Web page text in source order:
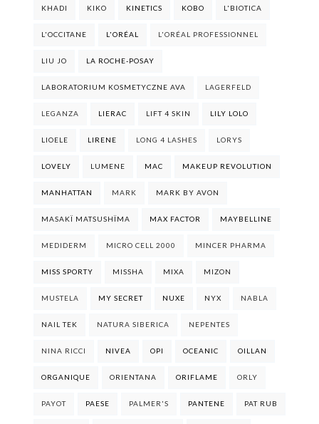
KHADI KIKO KINETICS KOBO L'BIOTICA
L'OCCITANE L'ORÉAL L'ORÉAL PROFESSIONNEL
LIU JO LA ROCHE-POSAY
LABORATORIUM KOSMETYCZNE AVA LAGERFELD
LEGANZA LIERAC LIFT 4 SKIN LILY LOLO
LIOELE LIRENE LONG 4 LASHES LORYS
LOVELY LUMENE MAC MAKEUP REVOLUTION
MANHATTAN MARK MARK BY AVON
MASAKÏ MATSUSHÏMA MAX FACTOR MAYBELLINE
MEDIDERM MICRO CELL 2000 MINCER PHARMA
MISS SPORTY MISSHA MIXA MIZON
MUSTELA MY SECRET NUXE NYX NABLA
NAIL TEK NATURA SIBERICA NEPENTES
NINA RICCI NIVEA OPI OCEANIC OILLAN
ORGANIQUE ORIENTANA ORIFLAME ORLY
PAYOT PAESE PALMER'S PANTENE PAT RUB